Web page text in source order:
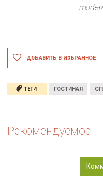
ДОБАВИТЬ В ИЗБРАННОЕ
ТЕГИ ГОСТИНАЯ
Рекомендуемое